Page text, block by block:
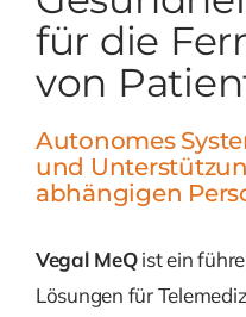
Kontakt
für die
von
Autonomes
und
abhängigen
Vegal MeQist ein
Lösungen für